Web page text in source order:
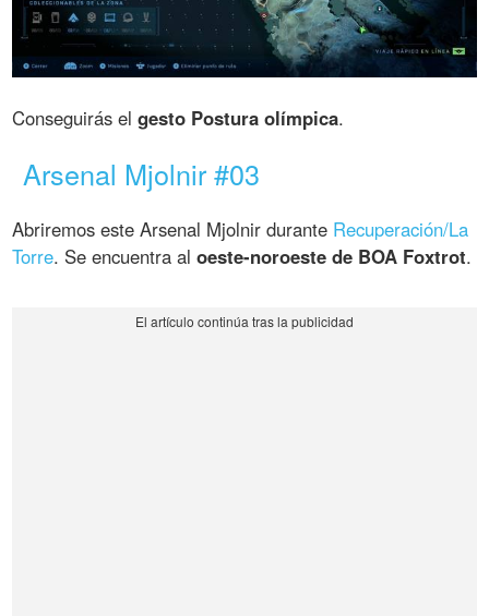
Conseguirás elgesto Postura olímpica.
Arsenal Mjolnir #03
Abriremos este Arsenal Mjolnir durante Recuperación/La
Torre. Se encuentra aloeste-noroeste de BOA Foxtrot.